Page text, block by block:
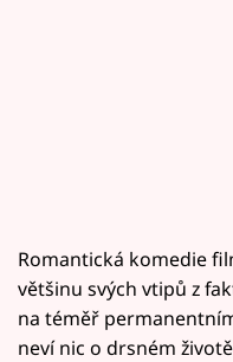
Romantická komedie
většinu svých vtipů z
na téměř
neví nic o drsném